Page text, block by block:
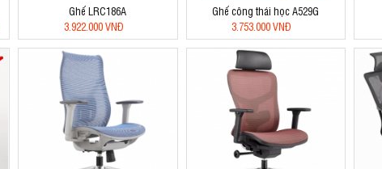
Ghế LRC186A
3.922.000 VNĐ
Ghế công thái học A529G
3.753.000 VNĐ